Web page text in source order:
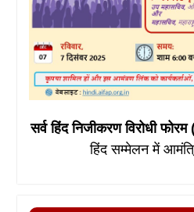
सर्व हिंद निजीकरण विरोधी
हिंद सम्मेलन में